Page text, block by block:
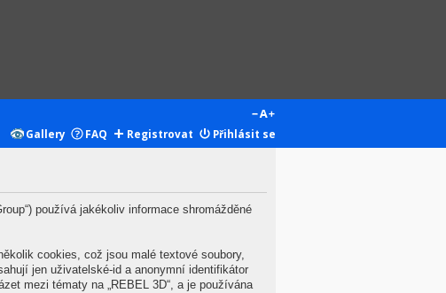
Gallery
FAQ Registrovat Přihlásit se
používá jakékoliv informace shromážděné
cookies, což jsou malé textové soubory,
jen uživatelské-id a anonymní identifikátor
mezi tématy na „REBEL 3D“, a je používána